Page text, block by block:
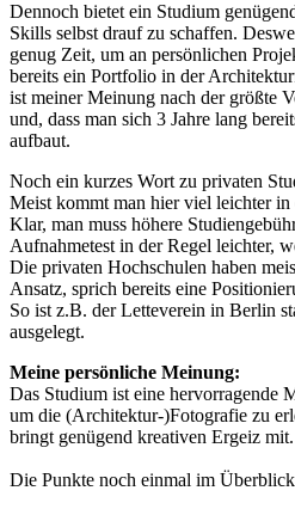
Dennoch bietet ein Studium
Skills selbst drauf zu schaffen.
genug Zeit, um an persönlichen
bereits ein Portfolio in der
ist meiner Meinung nach der größte
und, dass man sich 3 Jahre lang
aufbaut.
Noch ein kurzes Wort zu privaten
Meist kommt man hier viel leichter in
Klar, man muss höhere
Aufnahmetest in der Regel leichter,
Die privaten Hochschulen haben
Ansatz, sprich bereits eine
So ist z.B. der Letteverein in Berlin
ausgelegt.
‍Meine persönliche Meinung:
Das Studium ist eine hervorragende
um die (Architektur-)Fotografie zu
bringt genügend kreativen Ergeiz mit.
Die Punkte noch einmal im